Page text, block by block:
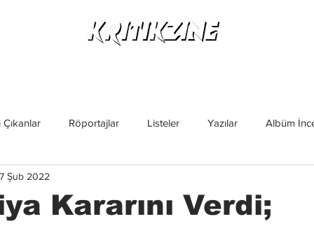
Çıkanlar Röportajlar Listeler Yazılar Albüm
İncelemeler
Kararını Verdi;
Şub 2022